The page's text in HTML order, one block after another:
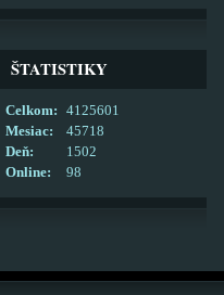
ŠTATISTIKY
Online: 98
Celkom:
4125601
Mesiac:
45718
Deň:
1502